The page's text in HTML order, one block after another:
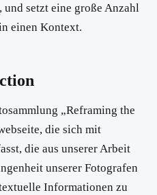
setzt eine große Anzahl
einen Kontext.
„Reframing the
die sich mit
die aus unserer Arbeit
unserer Fotografen
Informationen zu